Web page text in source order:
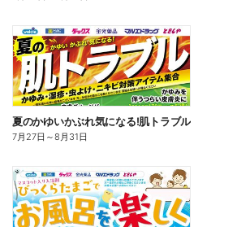
夏のかゆいかぶれ気になる!肌トラブル
7月27日 ～8月31日